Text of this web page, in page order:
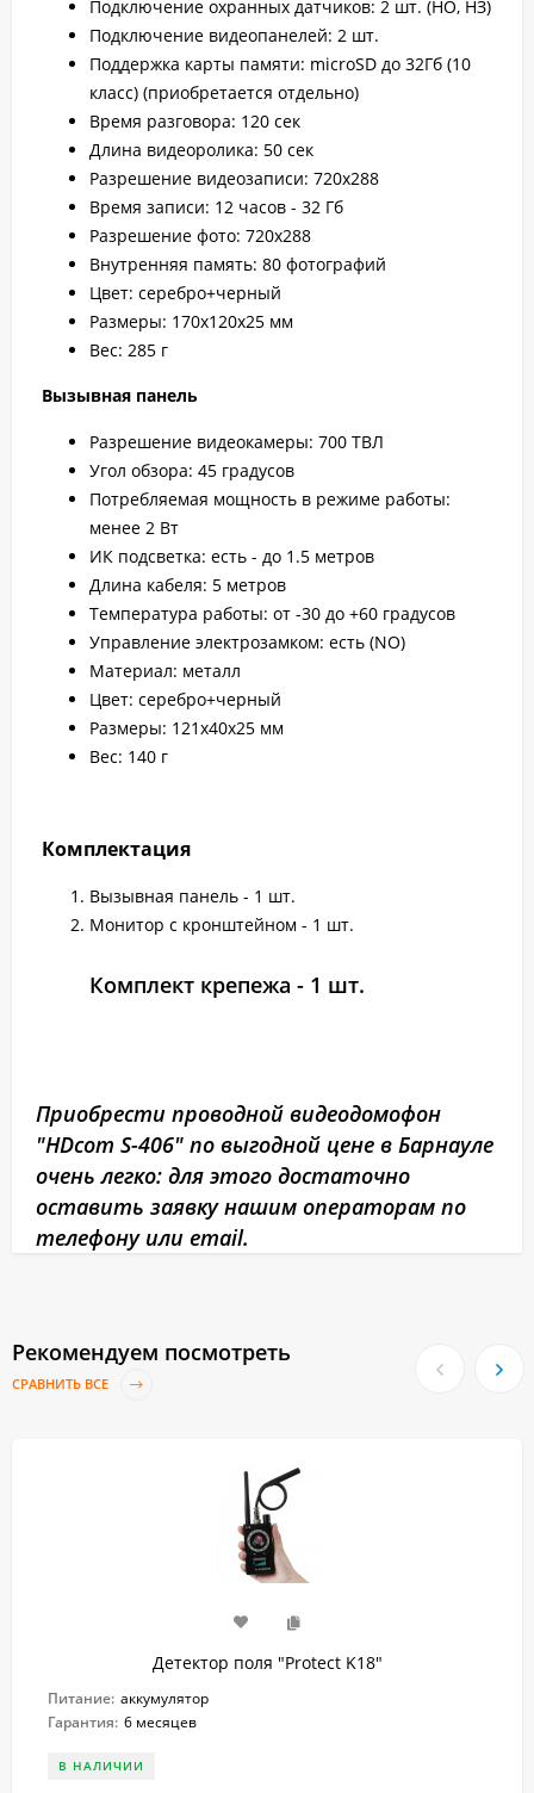
Подключение охранных датчиков: 2 шт. (НО, НЗ)
Подключение видеопанелей: 2 шт.
Поддержка карты памяти: microSD до 32Гб (10
класс) (приобретается отдельно)
Время разговора: 120 сек
Длина видеоролика: 50 сек
Разрешение видеозаписи: 720х288
Время записи: 12 часов - 32 Гб
Разрешение фото: 720х288
Внутренняя память: 80 фотографий
Цвет: серебро+черный
Размеры: 170х120х25 мм
Вес: 285 г
Вызывная панель
Разрешение видеокамеры: 700 ТВЛ
Угол обзора: 45 градусов
Потребляемая мощность в режиме работы:
менее 2 Вт
ИК подсветка: есть - до 1.5 метров
Длина кабеля: 5 метров
Температура работы: от -30 до +60 градусов
Управление электрозамком: есть (NO)
Материал: металл
Цвет: серебро+черный
Размеры: 121х40х25 мм
Вес: 140 г
Комплектация
Вызывная панель - 1 шт.
Монитор с кронштейном - 1 шт.
Комплект крепежа - 1 шт.
Приобрести проводной видеодомофон
"HDcom S-406" по выгодной цене в Барнауле
очень легко: для этого достаточно
оставить заявку нашим операторам по
телефону или email.
Рекомендуем посмотреть
СРАВНИТЬ ВСЕ
Детектор поля "Protect K18"
Питание: аккумулятор
Гарантия: 6 месяцев
В НАЛИЧИИ